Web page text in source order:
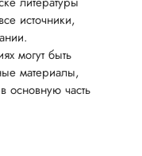
источники,
могут быть
материалы,
основную часть